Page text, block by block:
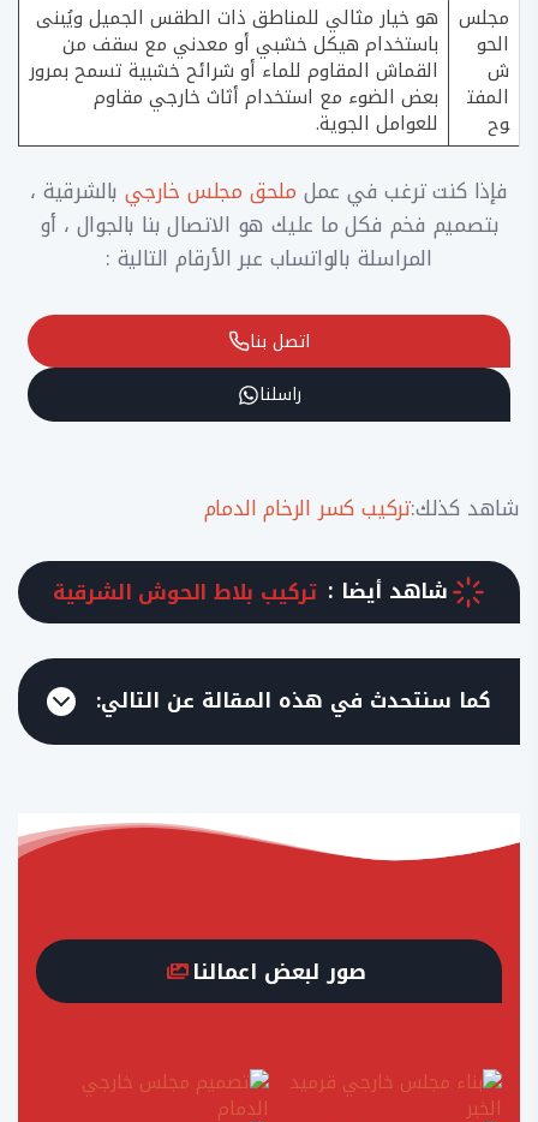
مجلس
الحو
ش
المفت
وح
هو خيار مثالي للمناطق ذات الطقس الجميل ويُبنى
باستخدام هيكل خشبي أو معدني مع سقف من
القماش المقاوم للماء أو شرائح خشبية تسمح بمرور
بعض الضوء مع استخدام أثاث خارجي مقاوم
للعوامل الجوية.
فإذا كنت ترغب في عمل ملحق مجلس خارجي بالشرقية ،
بتصميم فخم فكل ما عليك هو الاتصال بنا بالجوال ، أو
المراسلة بالواتساب عبر الأرقام التالية :
اتصل بنا
راسلنا
شاهد كذلك:تركيب كسر الرخام الدمام
شاهد أيضا : تركيب بلاط الحوش الشرقية
كما سنتحدث في هذه المقالة عن التالي:
صور لبعض اعمالنا